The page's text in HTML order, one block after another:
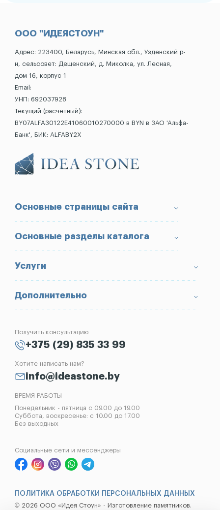
ООО "ИДЕЯСТОУН"
Адрес: 223400, Беларусь, Минская обл., Узденский р-
н, сельсовет: Дещенский, д. Миколка, ул. Лесная,
дом 16, корпус 1
Email:
УНП: 692037928
Текущий (расчетный):
BY07ALFA30122E41060010270000 в BYN в ЗАО 'Альфа-
Банк', БИК: ALFABY2X
Основные страницы сайта
О компании
Доставка и оплата
Условия возврата товара
Портфолио
Вопрос-Ответ
Блог
Контакты
Основные разделы каталога
Памятники
Ограды
Надгробные плиты
Вазы
Услуги
Благоустройство могил
Изготовление памятников
Рассрочка на памятник
Реставрация памятников
Демонтаж памятников
Дополнительно
Получить консультацию
+375 (29) 835 33 99
Хотите написать нам?
info@ideastone.by
ВРЕМЯ РАБОТЫ
Понедельник - пятница с 09.00 до 19.00
Суббота, воскресенье: с 10.00 до 17.00
Без выходных
Социальные сети и мессенджеры
© 2026 ООО «Идея Стоун» - Изготовление памятников.
ПОЛИТИКА ОБРАБОТКИ ПЕРСОНАЛЬНЫХ ДАННЫХ